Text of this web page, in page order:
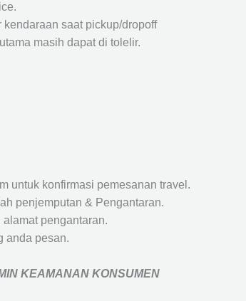
saat pickup/dropoff
masih dapat di tolelir.
untuk konfirmasi pemesanan travel.
penjemputan & Pengantaran.
pengantaran.
anda pesan.
KEAMANAN KONSUMEN